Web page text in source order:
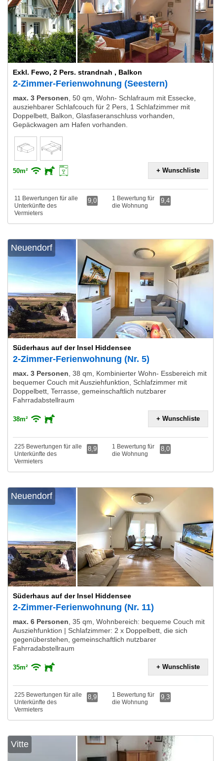
Exkl. Fewo, 2 Pers. strandnah , Balkon
2-Zimmer-Ferienwohnung (Seestern)
max. 3 Personen 50 qm, Wohn- Schlafraum mit Essecke,
ausziehbarer Schlafcouch für 2 Pers, 1 Schlafzimmer mit
Doppelbett, Balkon, Glasfaseranschluss vorhanden,
Gepäckwagen am Hafen vorhanden.
50m² + Wunschliste
11 Bewertungen für alle
Unterkünfte des
Vermieters
9,0
1 Bewertung für
die Wohnung
9,4
Neuendorf
Süderhaus auf der Insel Hiddensee
2-Zimmer-Ferienwohnung (Nr. 5)
max. 3 Personen 38 qm, Kombinierter Wohn- Essbereich mit
bequemer Couch mit Ausziehfunktion, Schlafzimmer mit
Doppelbett, Terrasse, gemeinschaftlich nutzbarer
Fahrradabstellraum
38m² + Wunschliste
225 Bewertungen für alle
Unterkünfte des
Vermieters
8,9
1 Bewertung für
die Wohnung
8,0
Neuendorf
Süderhaus auf der Insel Hiddensee
2-Zimmer-Ferienwohnung (Nr. 11)
max. 6 Personen 35 qm, Wohnbereich: bequeme Couch mit
Ausziehfunktion | Schlafzimmer: 2 x Doppelbett, die sich
gegenüberstehen, gemeinschaftlich nutzbarer
Fahrradabstellraum
35m² + Wunschliste
225 Bewertungen für alle
Unterkünfte des
Vermieters
8,9
1 Bewertung für
die Wohnung
9,3
Vitte